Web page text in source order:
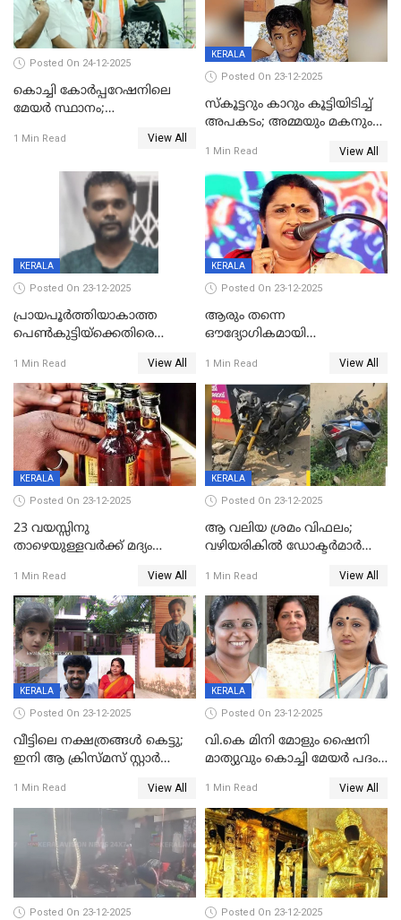
Posted On 24-12-2025
കൊച്ചി കോര്‍പ്പറേഷനിലെ
മേയര്‍ സ്ഥാനം;
രൂക്ഷം
1 Min Read View All
KERALA
Posted On 23-12-2025
സ്കൂട്ടറും കാറും കൂട്ടിയിടിച്ച്
അപകടം; അമ്മയും മകനും
ഗുരുതരാവസ്ഥയിൽ
1 Min Read View All
KERALA
Posted On 23-12-2025
പ്രായപൂർത്തിയാകാത്ത
പെൺകുട്ടിയ്ക്കെതിരെ
59 വർഷം തടവും 90,൦൦൦ രൂപ
പിഴയും ശിക്ഷ
1 Min Read View All
KERALA
Posted On 23-12-2025
ആരും തന്നെ
ഔദ്യോഗികമായി
കണ്ടെത്താൻ ഇന്ന് കോർ
കമ്മിറ്റി കൂടിയില്ല';
അതൃപ്തിയുമായി ദീപ്തി മേരി
വർഗീസ്
1 Min Read View All
KERALA
Posted On 23-12-2025
23 വയസ്സിനു
താഴെയുള്ളവർക്ക് മദ്യം
നടപടി;സ്ഥാപനങ്ങൾക്കെതിരെ
രണ്ട് കേസുകൾ
1 Min Read View All
KERALA
Posted On 23-12-2025
ആ വലിയ ശ്രമം വിഫലം;
വഴിയരികില്‍ ‌ഡോക്ടര്‍മാര്‍
മരണത്തിന് കീഴടങ്ങി
1 Min Read View All
KERALA
Posted On 23-12-2025
വീട്ടിലെ നക്ഷത്രങ്ങൾ കെട്ടു;
ഇനി ആ ക്രിസ്മസ് സ്റ്റാർ
വേണ്ടിയുള്ള
പിടിവലിക്കിടയിൽ
അപ്പൂപ്പനെതിരെ പോക്സോ
കേസ് ഒടുവിൽ 4 ജീവനുകൾ
പൊലിഞ്ഞു
1 Min Read View All
KERALA
Posted On 23-12-2025
വി.കെ മിനി മോളും ഷൈനി
മാത്യുവും കൊച്ചി മേയർ പദം
മേയറാകില്ല
1 Min Read View All
Posted On 23-12-2025 Posted On 23-12-2025